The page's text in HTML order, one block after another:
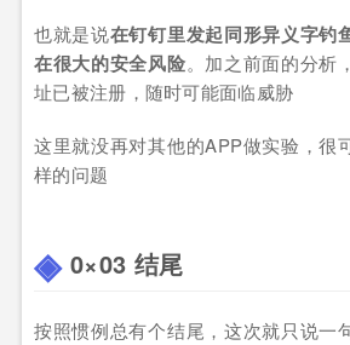
也就是说在钉钉里发起同形异义字钓
在很大的安全风险。加之前面的分析
址已被注册，随时可能面临威胁
这里就没再对其他的APP做实验，很
样的问题
0×03 结尾
按照惯例总有个结尾，这次就只说一